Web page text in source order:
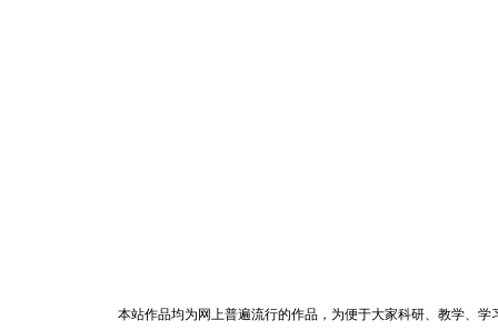
本站作品均为网上普遍流行的作品，为便于大家科研、教学、